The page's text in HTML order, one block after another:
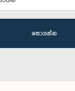
සොයන්න